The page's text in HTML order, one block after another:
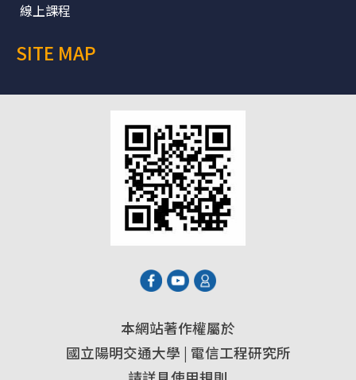
線上課程
SITE MAP
本網站著作權屬於
國立陽明交通大學 | 電信工程研究所